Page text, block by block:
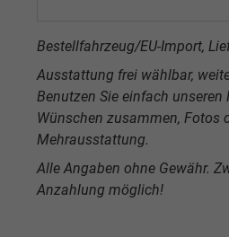
Bestellfahrzeug/EU-Import,
Ausstattung frei wählbar,
Benutzen Sie einfach
Wünschen zusammen, Fotos
Mehrausstattung.
Alle Angaben ohne Gewähr.
Anzahlung möglich!